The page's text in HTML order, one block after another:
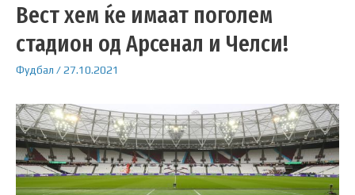
Вест хем ќе имаат поголем
стадион од Арсенал и Челси!
Фудбал /27.10.2021